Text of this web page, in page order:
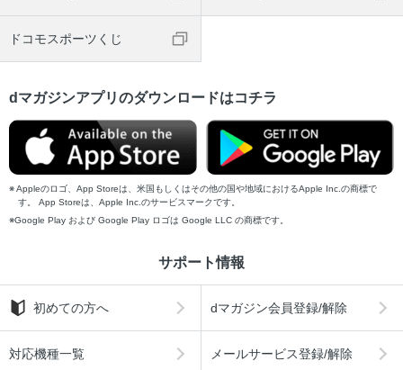
ドコモスポーツくじ
dマガジンアプリのダウンロードはコチラ
Appleのロゴ、App Storeは、米国もしくはその他の国や地域におけるApple Inc.の商標で
す。 App Storeは、Apple Inc.のサービスマークです。
Google Play および Google Play ロゴは Google LLC の商標です。
サポート情報
初めての方へ dマガジン会員登録/解除
対応機種一覧 メールサービス登録/解除